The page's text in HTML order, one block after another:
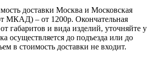
доставки Москва и Московская
МКАД) – от 1200р. Окончательная
габаритов и вида изделий, уточняйте у
осуществляется до подъезда или до
в стоимость доставки не входит.